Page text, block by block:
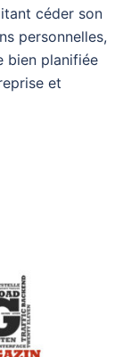
céder son
personnelles,
bien planifiée
et